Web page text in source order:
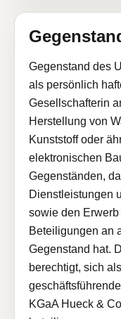
Gegenstand des
als persönlich
Gesellschafterin
Herstellung von
Kunststoff oder
elektronischen
Gegenständen,
Dienstleistungen
sowie den
Beteiligungen an
Gegenstand hat.
berechtigt, sich
KGaA Hueck &